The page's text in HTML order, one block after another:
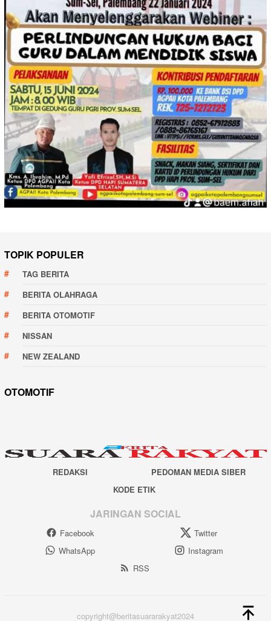
TOPIK POPULER
TAG BERITA
BERITA OLAHRAGA
BERITA OTOMOTIF
NISSAN
NEW ZEALAND
OTOMOTIF
REDAKSI
PEDOMAN MEDIA SIBER
KODE ETIK
JARINGAN SOCIAL
Facebook
Twitter
WhatsApp
Instagram
RSS
copyright@beritasuararakyat2024